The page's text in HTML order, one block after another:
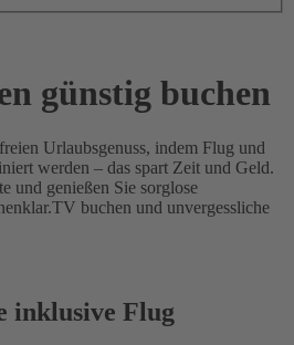
günstig buchen
Urlaubsgenuss, indem Flug und
werden – das spart Zeit und Geld.
und genießen Sie sorglose
buchen und unvergessliche
inklusive Flug